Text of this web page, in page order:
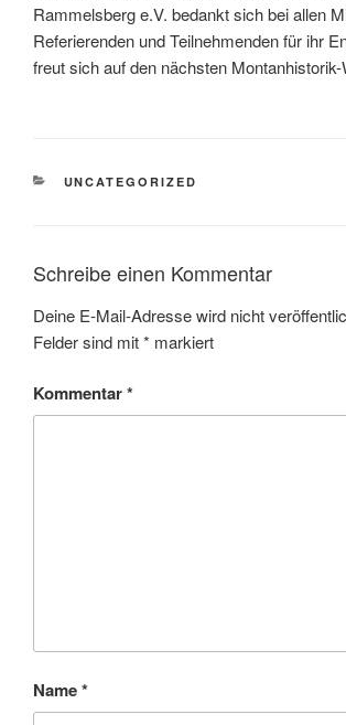
Rammelsberg e.V. bedankt sich bei allen
Referierenden und Teilnehmenden für ihr
freut sich auf den nächsten
KATEGORIEN
UNCATEGORIZED
Schreibe einen Kommentar
Deine E-Mail-Adresse wird nicht
Felder sind mit* markiert
Kommentar*
Name*